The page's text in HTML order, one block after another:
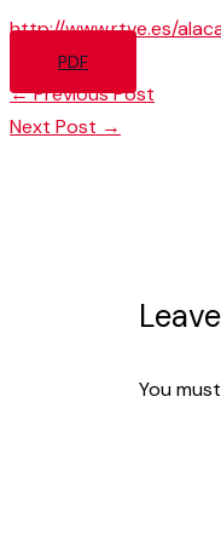
http://www.rtve.es/
PDF
←Previous Post
Next Post →
You